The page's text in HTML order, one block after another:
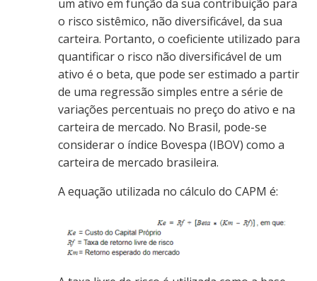
um ativo em função da sua contribuição para
o risco sistêmico, não diversificável, da sua
carteira. Portanto, o coeficiente utilizado para
quantificar o risco não diversificável de um
ativo é o beta, que pode ser estimado a partir
de uma regressão simples entre a série de
variações percentuais no preço do ativo e na
carteira de mercado. No Brasil, pode-se
considerar o índice Bovespa (IBOV) como a
carteira de mercado brasileira.
A equação utilizada no cálculo do CAPM é: